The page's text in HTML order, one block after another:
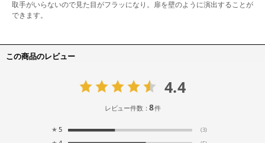
取手がいらないので見た目がフラッになり。扉を壁のように演出することが
できます。
この商品のレビュー
4.4
レビュー件数：8件
★ 5 (3)